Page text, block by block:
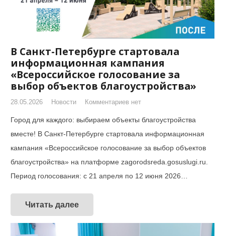
В Санкт-Петербурге стартовала
информационная кампания
«Всероссийское голосование за
выбор объектов благоустройства»
28.05.2026 Новости Комментариев нет
Город для каждого: выбираем объекты благоустройства
вместе! В Санкт-Петербурге стартовала информационная
кампания «Всероссийское голосование за выбор объектов
благоустройства» на платформе zagorodsreda.gosuslugi.ru.
Период голосования: с 21 апреля по 12 июня 2026…
Читать далее